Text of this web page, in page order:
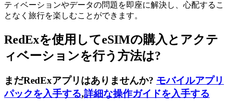
ティベーションやデータの問題を即座に解決し、心配するこ
となく旅行を楽しむことができます。
RedExを使用してeSIMの購入とアクテ
ィベーションを行う方法は?
まだRedExアプリはありませんか? モバイルアプリ
パックを入手する,詳細な操作ガイドを入手する